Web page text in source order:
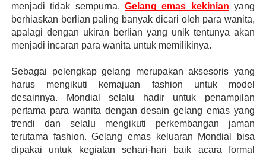
menjadi tidak sempurna. Gelang emas kekinian yang
berhiaskan berlian paling banyak dicari oleh para wanita,
apalagi dengan ukiran berlian yang unik tentunya akan
menjadi incaran para wanita untuk memilikinya.
Sebagai pelengkap gelang merupakan aksesoris yang
harus mengikuti kemajuan fashion untuk model
desainnya. Mondial selalu hadir untuk penampilan
pertama para wanita dengan desain gelang emas yang
trendi dan selalu mengikuti perkembangan jaman
terutama fashion. Gelang emas keluaran Mondial bisa
dipakai untuk kegiatan sehari-hari baik acara formal